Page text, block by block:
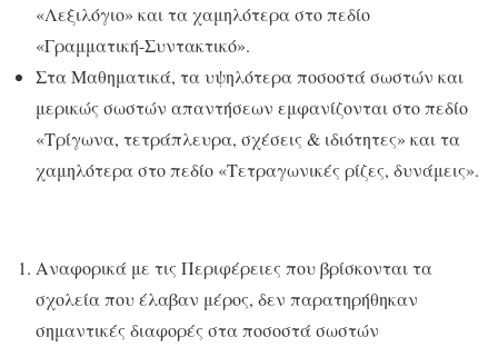
«Λεξιλόγιο» και τα χαμηλότερα στο πεδίο
«Γραμματική-Συντακτικό».
Στα Μαθηματικά, τα υψηλότερα ποσοστά σωστών και
μερικώς σωστών απαντήσεων εμφανίζονται στο πεδίο
«Τρίγωνα, τετράπλευρα, σχέσεις & ιδιότητες» και τα
χαμηλότερα στο πεδίο «Τετραγωνικές ρίζες, δυνάμεις».
Αναφορικά με τις Περιφέρειες που βρίσκονται τα
σχολεία που έλαβαν μέρος, δεν παρατηρήθηκαν
σημαντικές διαφορές στα ποσοστά σωστών